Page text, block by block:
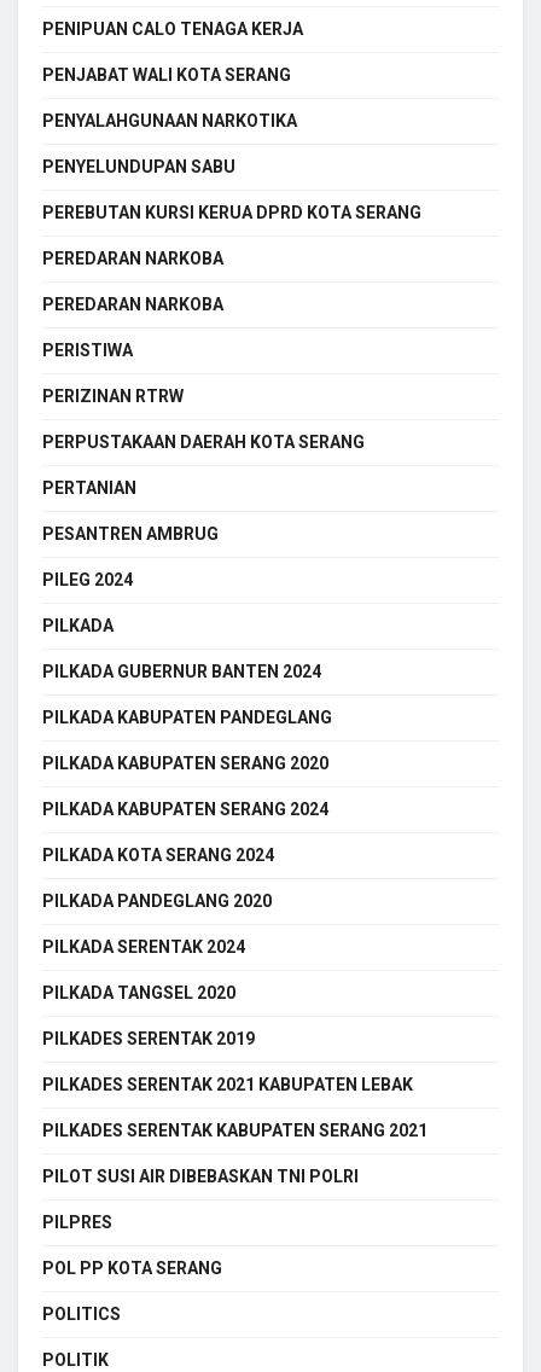
PENIPUAN CALO TENAGA KERJA
PENJABAT WALI KOTA SERANG
PENYALAHGUNAAN NARKOTIKA
PENYELUNDUPAN SABU
PEREBUTAN KURSI KERUA DPRD KOTA SERANG
PEREDARAN NARKOBA
PEREDARAN NARKOBA
PERISTIWA
PERIZINAN RTRW
PERPUSTAKAAN DAERAH KOTA SERANG
PERTANIAN
PESANTREN AMBRUG
PILEG 2024
PILKADA
PILKADA GUBERNUR BANTEN 2024
PILKADA KABUPATEN PANDEGLANG
PILKADA KABUPATEN SERANG 2020
PILKADA KABUPATEN SERANG 2024
PILKADA KOTA SERANG 2024
PILKADA PANDEGLANG 2020
PILKADA SERENTAK 2024
PILKADA TANGSEL 2020
PILKADES SERENTAK 2019
PILKADES SERENTAK 2021 KABUPATEN LEBAK
PILKADES SERENTAK KABUPATEN SERANG 2021
PILOT SUSI AIR DIBEBASKAN TNI POLRI
PILPRES
POL PP KOTA SERANG
POLITICS
POLITIK